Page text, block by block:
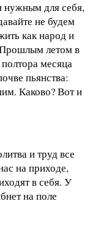
нужным для себя,
не будем
как народ и
Прошлым летом в
месяца
пьянства:
Каково? Вот и
и труд все
на приходе,
в себя. У
на поле